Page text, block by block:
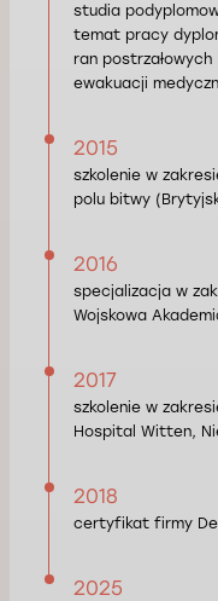
studia
temat pracy
ran
ewakuacji
2015
szkolenie w
polu bitwy
2016
specjalizacja w
Wojskowa
2017
szkolenie w
Hospital Witten,
2018
certyfikat firmy
2025